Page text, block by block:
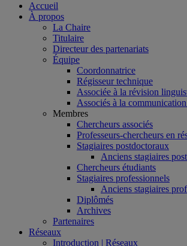
Accueil
À propos
La Chaire
Titulaire
Directeur des partenariats
Équipe
Coordonnatrice
Régisseur technique
Associée à la révision
Associés à la
Membres
Chercheurs associés
Professeurs-chercheurs en
Stagiaires postdoctoraux
Anciens stagiaires
Chercheurs étudiants
Stagiaires professionnels
Anciens stagiaires
Diplômés
Archives
Partenaires
Réseaux
Introduction | Réseaux